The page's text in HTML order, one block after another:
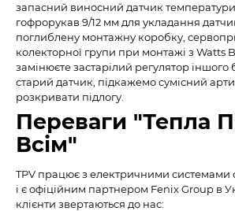
запасний виносний датчик температури
гофрорукав 9/12 мм для укладання
поглиблену монтажну коробку,
колекторної групи при монтажі з Watts
замінюєте застарілий регулятор іншого
старий датчик, підкажемо сумісний
розкривати підлогу.
Переваги "Тепла
Всім"
TPV працює з електричними системами
і є офіційним партнером Fenix Group в
клієнти звертаються до нас: